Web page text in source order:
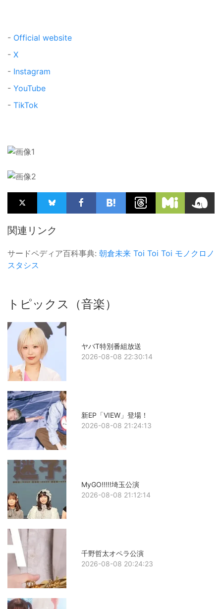
- Official website
- X
- Instagram
- YouTube
- TikTok
関連リンク
サードペディア百科事典: 朝倉未来 Toi Toi Toi モノクロノ
スタシス
トピックス（音楽）
ヤバT特別番組放送
2026-08-08 22:30:14
新EP「VIEW」登場！
2026-08-08 21:24:13
MyGO!!!!!埼玉公演
2026-08-08 21:12:14
千野哲太オペラ公演
2026-08-08 20:24:23